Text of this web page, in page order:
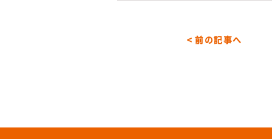
< 前の記事へ